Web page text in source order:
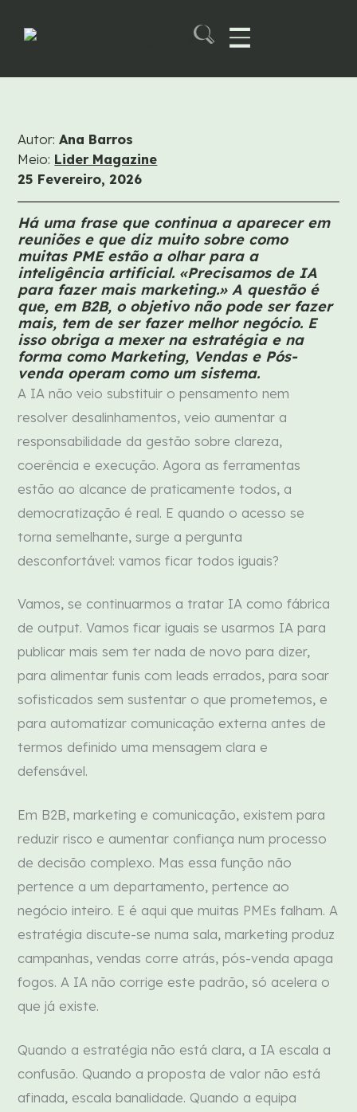
Autor:Ana Barros
Meio: Lider Magazine
25 Fevereiro, 2026
Há uma frase que continua a aparecer em
reuniões e que diz muito sobre como
muitas PME estão a olhar para a
inteligência artificial. «Precisamos de IA
para fazer mais marketing.» A questão é
que, em B2B, o objetivo não pode ser fazer
mais, tem de ser fazer melhor negócio. E
isso obriga a mexer na estratégia e na
forma como Marketing, Vendas e Pós-
venda operam como um sistema.
A IA não veio substituir o pensamento nem
resolver desalinhamentos, veio aumentar a
responsabilidade da gestão sobre clareza,
coerência e execução. Agora as ferramentas
estão ao alcance de praticamente todos, a
democratização é real. E quando o acesso se
torna semelhante, surge a pergunta
desconfortável: vamos ficar todos iguais?
Vamos, se continuarmos a tratar IA como fábrica
de output. Vamos ficar iguais se usarmos IA para
publicar mais sem ter nada de novo para dizer,
para alimentar funis com leads errados, para soar
sofisticados sem sustentar o que prometemos, e
para automatizar comunicação externa antes de
termos definido uma mensagem clara e
defensável.
Em B2B, marketing e comunicação, existem para
reduzir risco e aumentar confiança num processo
de decisão complexo. Mas essa função não
pertence a um departamento, pertence ao
negócio inteiro. E é aqui que muitas PMEs falham. A
estratégia discute-se numa sala, marketing produz
campanhas, vendas corre atrás, pós-venda apaga
fogos. A IA não corrige este padrão, só acelera o
que já existe.
Quando a estratégia não está clara, a IA escala a
confusão. Quando a proposta de valor não está
afinada, escala banalidade. Quando a equipa